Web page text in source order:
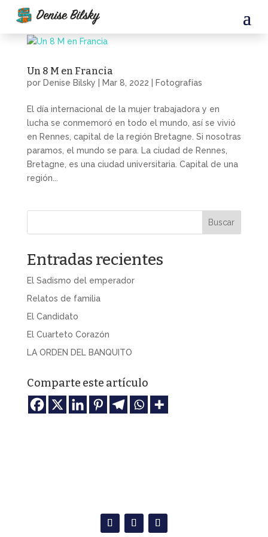
Un 8 M en Francia
por Denise Bilsky Mar 8, 2022 Fotografías
El día internacional de la mujer trabajadora y en
lucha se conmemoró en todo el mundo, así se vivió
en Rennes, capital de la región Bretagne. Si nosotras
paramos, el mundo se para. La ciudad de Rennes,
Bretagne, es una ciudad universitaria. Capital de una
región...
Buscar
Entradas recientes
El Sadismo del emperador
Relatos de familia
El Candidato
El Cuarteto Corazón
LA ORDEN DEL BANQUITO
Comparte este artículo